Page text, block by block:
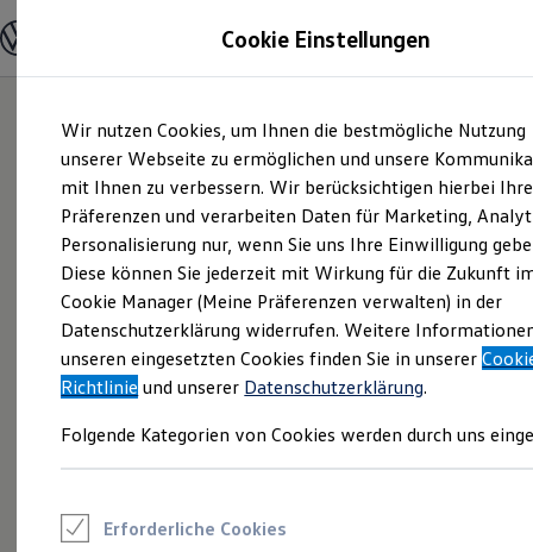
Hauptinhalt
springen
Footer
springen
Modelle und Konfigurator
Modelle vergleichen
Elektroautos
ENERGY Sondermodelle
Nutzfahrzeuge
SUV und CUV
Familienautos
Kombis
Kompaktwagen
Sportwagen
Schnell verfügbare Fahrzeuge
Angebote und Produkte
Aktuelle Angebote
E-Auto-Förderung
Volkswagen Marktplatz
Junge Gebrauchtwagen und Gebrauchtwagen
Saisonangebote
Cookie Einstellungen
Wir nutzen Cookies, um Ihnen die bestmögliche Nutzung
unserer Webseite zu ermöglichen und unsere
mit Ihnen zu verbessern. Wir berücksichtigen hierbei Ihre
Präferenzen und verarbeiten Daten für Marketing,
Personalisierung nur, wenn Sie uns Ihre Einwilligung
Diese können Sie jederzeit mit Wirkung für die Zukunft
Cookie Manager (Meine Präferenzen verwalten) in der
Datenschutzerklärung widerrufen. Weitere
unseren eingesetzten Cookies finden Sie in unserer
Richtlinie und unserer Datenschutzerklärung.
Folgende Kategorien von Cookies werden durch uns
Erforderliche Cookies